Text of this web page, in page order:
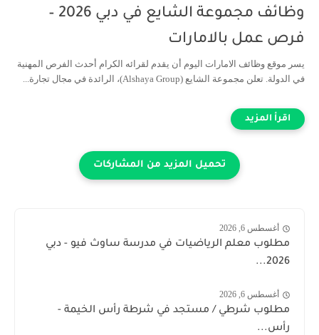
وظائف مجموعة الشايع في دبي 2026 –
فرص عمل بالامارات
يسر موقع وظائف الامارات اليوم أن يقدم لقرائه الكرام أحدث الفرص المهنية
في الدولة. تعلن مجموعة الشايع (Alshaya Group)، الرائدة في مجال تجارة...
أغسطس 6, 2026
مطلوب معلم الرياضيات في مدرسة ساوث فيو - دبي
2026...
أغسطس 6, 2026
مطلوب شرطي / مستجد في شرطة رأس الخيمة -
رأس...